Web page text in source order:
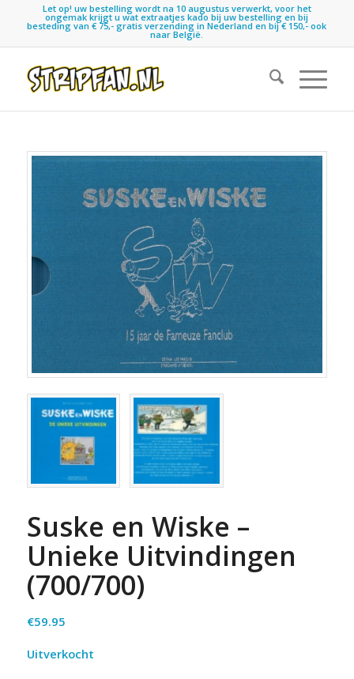
Let op! uw bestelling wordt na 10 augustus verwerkt, voor het
ongemak krijgt u wat extraatjes kado bij uw bestelling en bij
besteding van € 75,- gratis verzending in Nederland en bij € 150,- ook
naar België.
Suske en Wiske –
Unieke Uitvindingen
(700/700)
€59.95
Uitverkocht